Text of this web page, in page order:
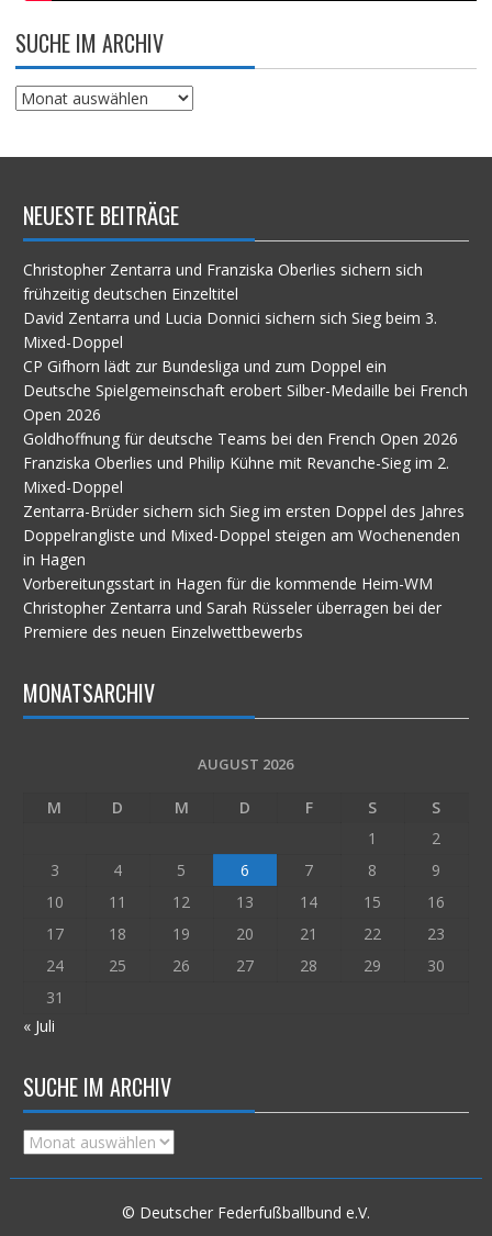
SUCHE IM ARCHIV
Suche
NEUESTE BEITRÄGE
Christopher Zentarra und Franziska Oberlies sichern sich
frühzeitig deutschen Einzeltitel
David Zentarra und Lucia Donnici sichern sich Sieg beim 3.
Mixed-Doppel
CP Gifhorn lädt zur Bundesliga und zum Doppel ein
Deutsche Spielgemeinschaft erobert Silber-Medaille bei French
Open 2026
Goldhoffnung für deutsche Teams bei den French Open 2026
Franziska Oberlies und Philip Kühne mit Revanche-Sieg im 2.
Mixed-Doppel
Zentarra-Brüder sichern sich Sieg im ersten Doppel des Jahres
Doppelrangliste und Mixed-Doppel steigen am Wochenenden
in Hagen
Vorbereitungsstart in Hagen für die kommende Heim-WM
Christopher Zentarra und Sarah Rüsseler überragen bei der
Premiere des neuen Einzelwettbewerbs
MONATSARCHIV
AUGUST 2026
M D M D F S
S
1
2
3
4 5 6 7 8
9
10
11 12 13 14 15
16
17
18 19 20 21 22
23
24
25 26 27 28 29
30
31
« Juli
SUCHE IM ARCHIV
Suche
© Deutscher Federfußballbund e.V.